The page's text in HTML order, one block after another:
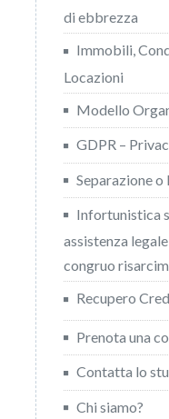
di ebbrezza
Immobili,
Locazioni
Modello
GDPR –
Separazione
Infortunistica
assistenza
congruo
Recupero
Prenota una
Contatta lo
Chi siamo?